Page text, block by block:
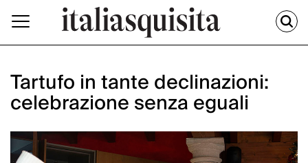
Tartufo in tante declinazioni:
celebrazione senza eguali